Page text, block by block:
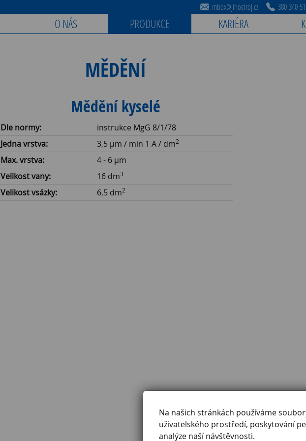
Na našich stránkách používáme
uživatelského prostředí, poskytování
analýze naší návštěvnosti.
mbox@jihostroj.cz 380 340
O NÁS PRODUKCE KARIÉRA
MĚDĚNÍ
Mědění kyselé
Dle normy:
instrukce MgG 8/1/78
Jedna vrstva:
3,5 µm / min 1 A / dm2
Max. vrstva:
4 - 6 µm
Velikost vany:
16 dm3
Velikost vsázky: 6,5 dm2